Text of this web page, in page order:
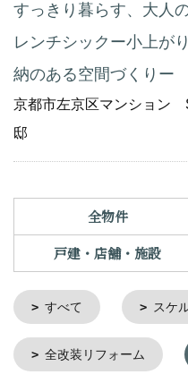
すっきり暮らす、大人
レンチシックー小上が
納のある空間づくりー
京都市左京区マンション
邸
全物件
戸建・店舗・施設
すべて スケ
全改装リフォーム